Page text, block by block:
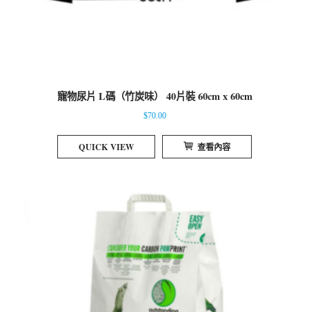
寵物尿片 L碼（竹炭味） 40片裝 60cm x 60cm
$70.00
QUICK VIEW 查看內容